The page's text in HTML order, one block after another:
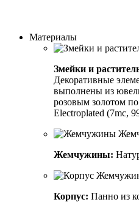
Материалы
Змейки и
Декоративные
выполнены из
розовым золотом
Electroplated (7mc,
Жемчужины:
Корпус: Панно из